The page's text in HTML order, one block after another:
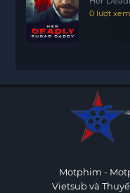
0 lượt xem
Motphim -
Vietsub và